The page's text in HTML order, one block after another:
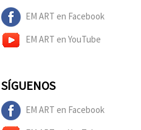
EM ART en Facebook
EM ART en YouTube
SÍGUENOS
EM ART en Facebook